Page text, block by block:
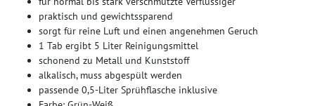
praktisch und gewichtssparend
sorgt für reine Luft und einen angenehmen Geruch
1 Tab ergibt 5 Liter Reinigungsmittel
schonend zu Metall und Kunststoff
alkalisch, muss abgespült werden
passende 0,5-Liter Sprühflasche inklusive